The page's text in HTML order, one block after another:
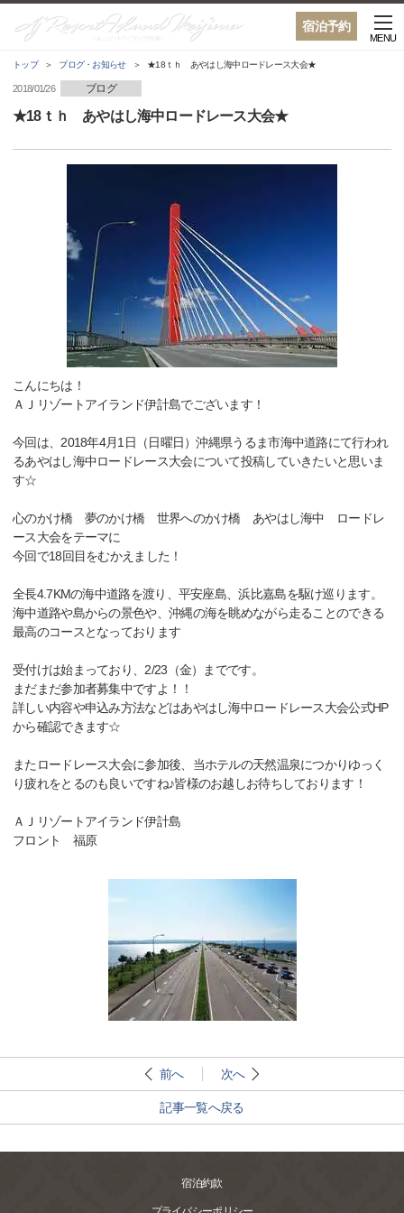
宿泊予約
MENU
トップ ブログ・お知らせ ★18ｔｈ あやはし海中ロードレース大会★
2018/01/26 ブログ
★18ｔｈ あやはし海中ロードレース大会★
こんにちは！
ＡＪリゾートアイランド伊計島でございます！
今回は、2018年4月1日（日曜日）沖縄県うるま市海中道路にて行われ
るあやはし海中ロードレース大会について投稿していきたいと思いま
す☆
心のかけ橋 夢のかけ橋 世界へのかけ橋 あやはし海中 ロードレ
ース大会をテーマに
今回で18回目をむかえました！
全長4.7KMの海中道路を渡り、平安座島、浜比嘉島を駆け巡ります。
海中道路や島からの景色や、沖縄の海を眺めながら走ることのできる
最高のコースとなっております
受付けは始まっており、2/23（金）までです。
まだまだ参加者募集中ですよ！！
詳しい内容や申込み方法などはあやはし海中ロードレース大会公式HP
から確認できます☆
またロードレース大会に参加後、当ホテルの天然温泉につかりゆっく
り疲れをとるのも良いですね♪皆様のお越しお待ちしております！
ＡＪリゾートアイランド伊計島
フロント 福原
前へ 次へ
記事一覧へ戻る
宿泊約款